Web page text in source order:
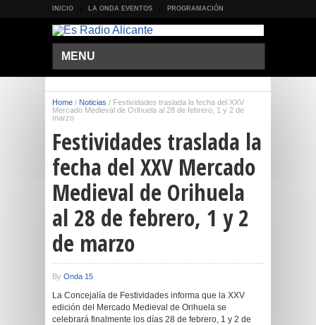
INICIO LA ONDA EVENTOS PROGRAMACIÓN
MENU
Home / Noticias / Festividades traslada la fecha del XXV
Mercado Medieval de Orihuela al 28 de febrero, 1 y 2 de
marzo
Festividades traslada la
fecha del XXV Mercado
Medieval de Orihuela
al 28 de febrero, 1 y 2
de marzo
By Onda 15
La Concejalía de Festividades informa que la XXV
edición del Mercado Medieval de Orihuela se
celebrará finalmente los días 28 de febrero, 1 y 2 de